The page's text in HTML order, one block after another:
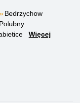
Bedrzychow
Więcej